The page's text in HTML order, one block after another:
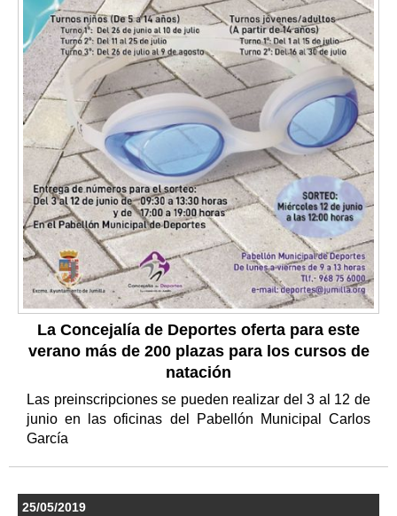
La Concejalía de Deportes oferta para este
verano más de 200 plazas para los cursos de
natación
Las preinscripciones se pueden realizar del 3 al 12 de
junio en las oficinas del Pabellón Municipal Carlos
García
25/05/2019